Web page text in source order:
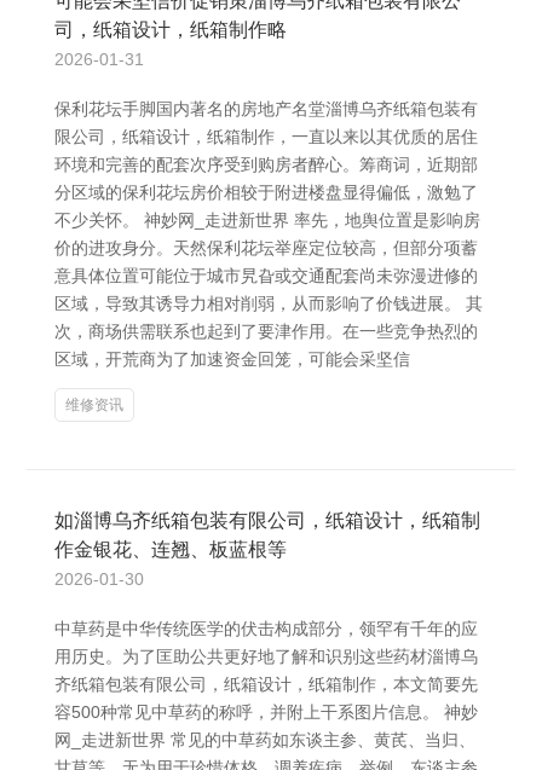
司，纸箱设计，纸箱制作略
2026-01-31
保利花坛手脚国内著名的房地产名堂淄博乌齐纸箱包装有
限公司，纸箱设计，纸箱制作，一直以来以其优质的居住
环境和完善的配套次序受到购房者醉心。筹商词，近期部
分区域的保利花坛房价相较于附进楼盘显得偏低，激勉了
不少关怀。 神妙网_走进新世界 率先，地舆位置是影响房
价的进攻身分。天然保利花坛举座定位较高，但部分项蓄
意具体位置可能位于城市旯旮或交通配套尚未弥漫进修的
区域，导致其诱导力相对削弱，从而影响了价钱进展。 其
次，商场供需联系也起到了要津作用。在一些竞争热烈的
区域，开荒商为了加速资金回笼，可能会采坚信
维修资讯
如淄博乌齐纸箱包装有限公司，纸箱设计，纸箱制
作金银花、连翘、板蓝根等
2026-01-30
中草药是中华传统医学的伏击构成部分，领罕有千年的应
用历史。为了匡助公共更好地了解和识别这些药材淄博乌
齐纸箱包装有限公司，纸箱设计，纸箱制作，本文简要先
容500种常见中草药的称呼，并附上干系图片信息。 神妙
网_走进新世界 常见的中草药如东谈主参、黄芪、当归、